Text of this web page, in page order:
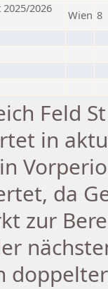
2026
Wien 8
Feld
in
da
zur